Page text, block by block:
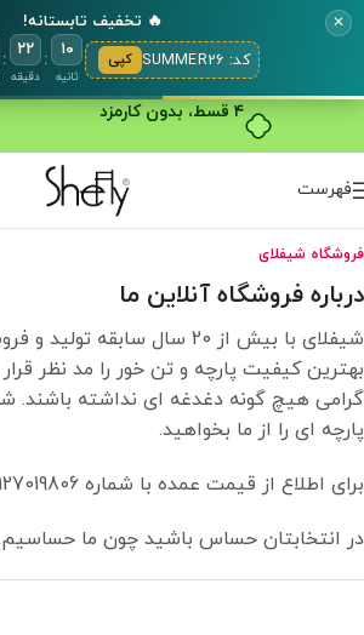
۴ قسط، بدون کارمزد
پرش به پیمایش
به محتوای اصلی بروید
فهرست
فروشگاه شیفلای
درباره فروشگاه آنلاین ما
شیفلای با بیش از 20 سال سابقه
بهترین کیفیت پارچه و تن خور را مد نظر
گرامی هیچ گونه دغدغه ای نداشته باشند.
پارچه ای را از ما بخواهید.
برای اطلاع از قیمت عمده با شماره 09127019806 تماس بگیرید
در انتخابتان حساس باشید چون ما
✕
🔥 تخفیف تابستانه!
کد: SUMMER26
کپی : ۲۲
دقیقه
: ۰۹
ثانیه